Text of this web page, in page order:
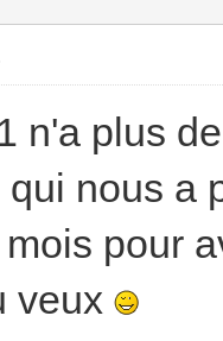
n'a plus
nous a
pour
veux